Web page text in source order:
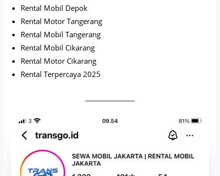
Rental Mobil Depok
Rental Motor Tangerang
Rental Mobil Tangerang
Rental Mobil Cikarang
Rental Motor Cikarang
Rental Terpercaya 2025